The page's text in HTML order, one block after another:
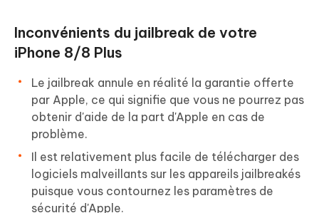
Inconvénients du jailbreak de votre
iPhone 8/8 Plus
Le jailbreak annule en réalité la garantie offerte
par Apple, ce qui signifie que vous ne pourrez pas
obtenir d'aide de la part d'Apple en cas de
problème.
Il est relativement plus facile de télécharger des
logiciels malveillants sur les appareils jailbreakés
puisque vous contournez les paramètres de
sécurité d'Apple.